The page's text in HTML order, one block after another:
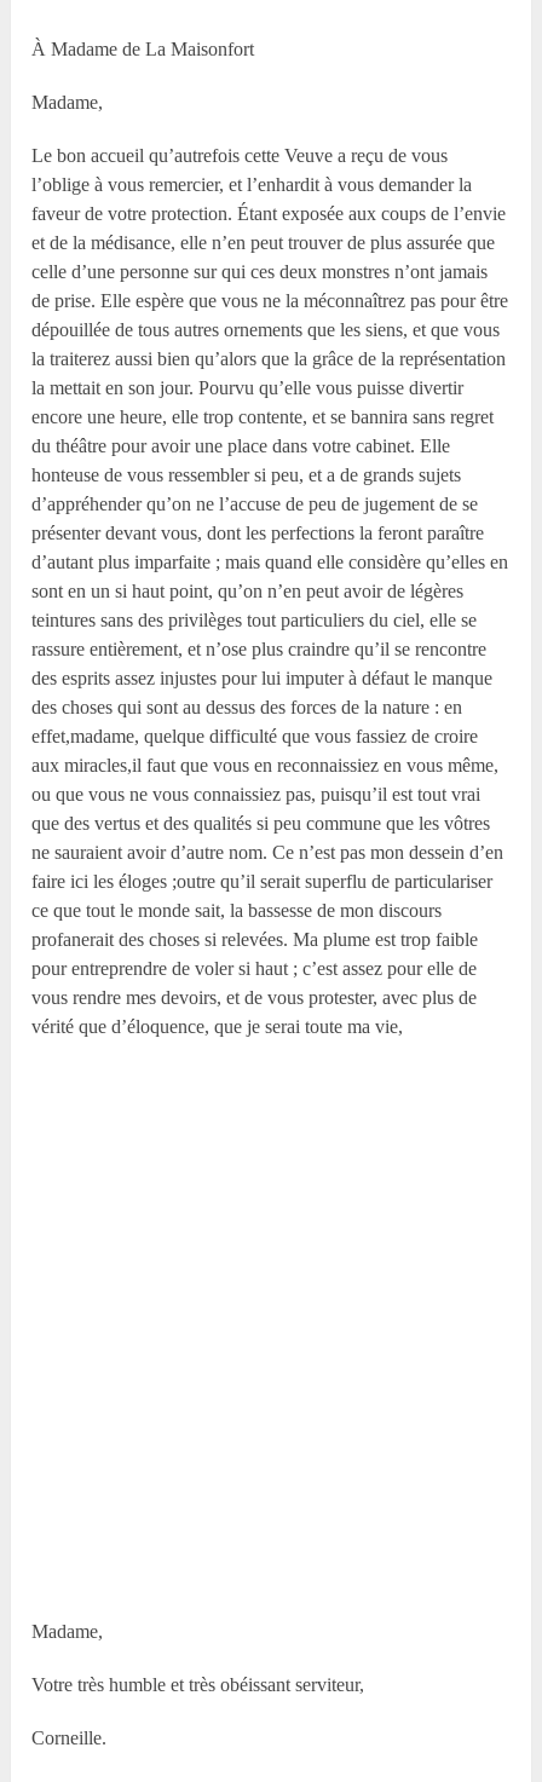
À Madame de La Maisonfort
Madame,
Le bon accueil qu’autrefois cette Veuve a reçu de vous
l’oblige à vous remercier, et l’enhardit à vous demander la
faveur de votre protection. Étant exposée aux coups de l’envie
et de la médisance, elle n’en peut trouver de plus assurée que
celle d’une personne sur qui ces deux monstres n’ont jamais
de prise. Elle espère que vous ne la méconnaîtrez pas pour être
dépouillée de tous autres ornements que les siens, et que vous
la traiterez aussi bien qu’alors que la grâce de la représentation
la mettait en son jour. Pourvu qu’elle vous puisse divertir
encore une heure, elle trop contente, et se bannira sans regret
du théâtre pour avoir une place dans votre cabinet. Elle
honteuse de vous ressembler si peu, et a de grands sujets
d’appréhender qu’on ne l’accuse de peu de jugement de se
présenter devant vous, dont les perfections la feront paraître
d’autant plus imparfaite ; mais quand elle considère qu’elles en
sont en un si haut point, qu’on n’en peut avoir de légères
teintures sans des privilèges tout particuliers du ciel, elle se
rassure entièrement, et n’ose plus craindre qu’il se rencontre
des esprits assez injustes pour lui imputer à défaut le manque
des choses qui sont au dessus des forces de la nature : en
effet,madame, quelque difficulté que vous fassiez de croire
aux miracles,il faut que vous en reconnaissiez en vous même,
ou que vous ne vous connaissiez pas, puisqu’il est tout vrai
que des vertus et des qualités si peu commune que les vôtres
ne sauraient avoir d’autre nom. Ce n’est pas mon dessein d’en
faire ici les éloges ;outre qu’il serait superflu de particulariser
ce que tout le monde sait, la bassesse de mon discours
profanerait des choses si relevées. Ma plume est trop faible
pour entreprendre de voler si haut ; c’est assez pour elle de
vous rendre mes devoirs, et de vous protester, avec plus de
vérité que d’éloquence, que je serai toute ma vie,
Madame,
Votre très humble et très obéissant serviteur,
Corneille.